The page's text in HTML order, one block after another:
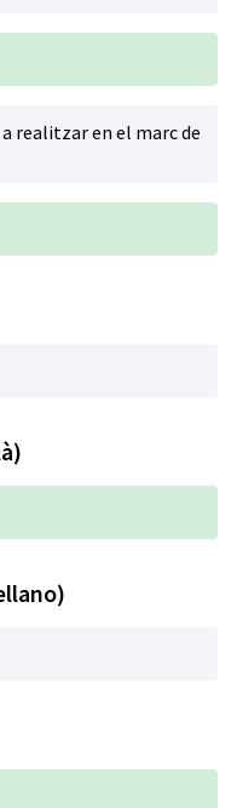
realitzar en el marc de